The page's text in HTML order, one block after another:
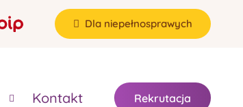
Dla niepełnosprawych
Kontakt Rekrutacja